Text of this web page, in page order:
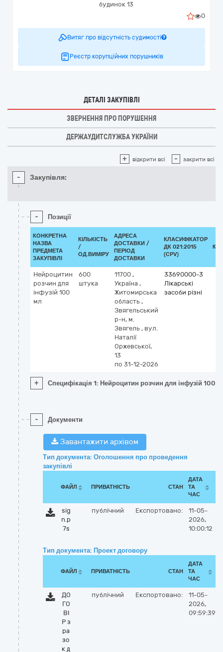
будинок 13
0
Витяг про відсутність судимості
Реєстр корупційних порушників
ДЕТАЛІ ЗАКУПІВЛІ
ЗВЕРНЕННЯ ПРО ПОРУШЕННЯ
ДЕРЖАУДИТСЛУЖБА УКРАЇНИ
+ відкрити всі - закрити всі
- Закупівля:
- Позиції
КОНКРЕТНА
НАЗВА
ПРЕДМЕТА
ЗАКУПІВЛІ
КІЛЬКІСТЬ
/
ОД.ВИМІРУ
АДРЕСА
ДОСТАВКИ /
ПЕРІОД
ДОСТАВКИ
КЛАСИФІКАТОР
ДК 021:2015
(CPV)
Нейроцитин
розчин для
інфузій 100
мл
600
штука
11700 ,
Україна ,
Житомирська
область ,
Звягельський
р-н, м.
Звягель , вул.
Наталії
Оржевської,
13
по 31-12-2026
33690000-3
Лікарські
засоби різні
+ Специфікація 1: Нейроцитин розчин для інфузій 100
- Документи
Завантажити архівом
Тип документа: Оголошення про проведення
закупівлі
ФАЙЛ ПРИВАТНІСТЬ СТАН
ДАТА
ТА
ЧАС
sig
n.p
7s
публічний Експортовано:
11-05-
2026,
10:00:12
Тип документа: Проект договору
ФАЙЛ ПРИВАТНІСТЬ СТАН
ДАТА
ТА
ЧАС
ДО
ГО
ВІ
Р з
ра
зо
к д
публічний Експортовано:
11-05-
2026,
09:59:39